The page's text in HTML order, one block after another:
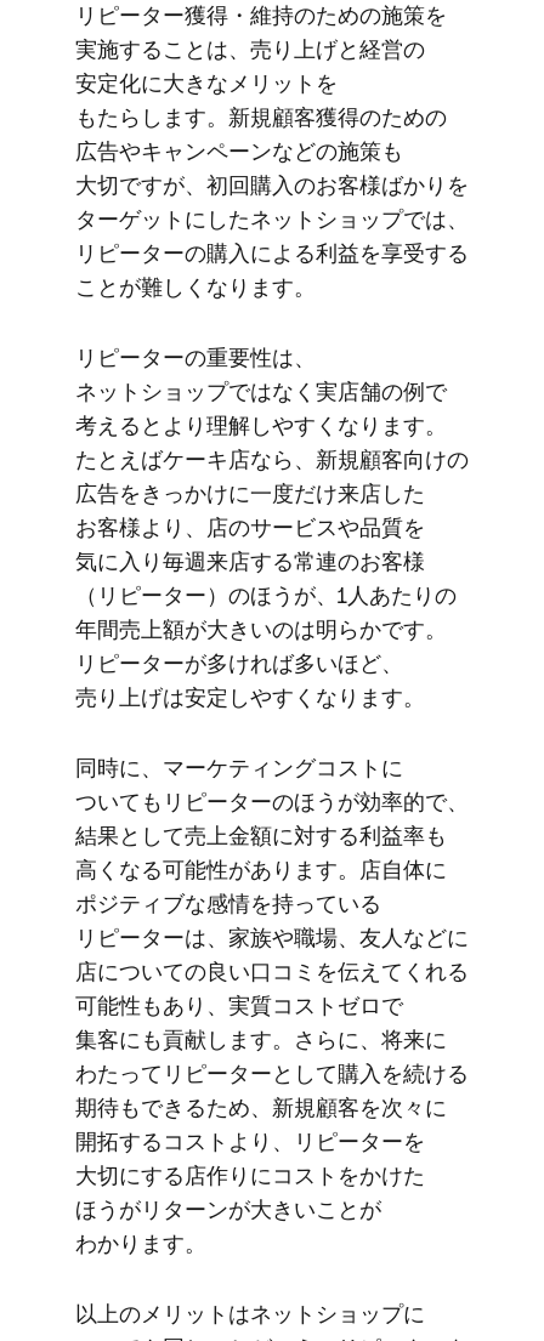
リピーター獲得・維持の​ための​施策を​
実施する​ことは、​売り上げと​経営の​
安定化に​大きな​メリットを​
もたらします。​新規顧客獲得の​ための​
広告や​キャンペーンなどの​施策も​
大切ですが、​初回購入の​お客様ばかりを​
ターゲットに​した​ネットショップでは、​
リピーターの​購入に​よる​利益を​享受する​
ことが​難しくなります。
リピーターの​重要性は、​
ネットショップではなく​実店舗の​例で​
考えるとより​理解しやすくなります。​
たとえば​ケーキ店なら、​新規顧客向けの​
広告を​きっかけに​一度だけ​来店した​
お客様より、​店の​サービスや​品質を​
気に入り毎週​来店する​常連の​お客様​
（リピーター）の​ほうが、​1人あたりの​
年間売上額が​大きいのは​明らかです。​
リピーターが​多ければ​多い​ほど、​
売り上げは​安定しやすくなります。
同時に、​マーケティングコストに​
ついても​リピーターの​ほうが​効率的で、​
結果と​して売上金額に​対する​利益率も​
高くなる​可能性が​あります。​店自体に​
ポジティブな​感情を​持っている​
リピーターは、​家族や​職場、​友人などに​
店に​ついての​良い​口コミを​伝えてくれる​
可能性も​あり、​実質コストゼロで​
集客にも​貢献します。​さらに、​将来に​
わたって​リピーターと​して​購入を​続ける​
期待も​できる​ため、​新規顧客を​次々に​
開拓する​コストより、​リピーターを​
大切に​する​店作りに​コストを​かけた​
ほうが​リターンが​大きいことが​
わかります。
以上の​メリットは​ネットショップに​